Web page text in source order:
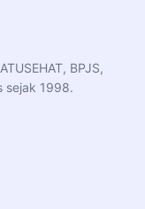
BPJS,
sejak 1998.